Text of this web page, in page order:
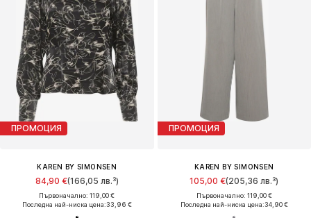
ПРОМОЦИЯ
KAREN BY SIMONSEN
84,90 €(166,05 лв.³)
Първоначално: 119,00 €
Последна най-ниска цена:33,96 €
ПРОМОЦИЯ
KAREN BY SIMONSEN
105,00 €(205,36 лв.³)
Първоначално: 119,00 €
Последна най-ниска цена:34,90 €